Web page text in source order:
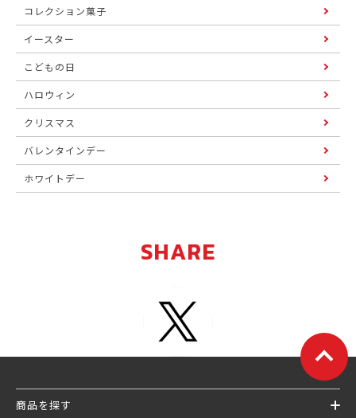
コレクション菓子
イースター
こどもの日
ハロウィン
クリスマス
バレンタインデー
ホワイトデー
SHARE
商品を探す